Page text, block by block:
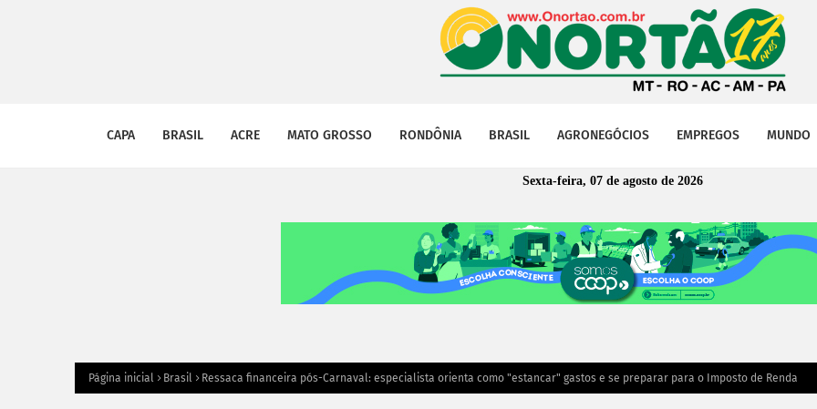
CAPA BRASIL ACRE MATO GROSSO RONDÔNIA BRASIL AGRONEGÓCIOS EMPREGOS MUNDO
Sexta-feira, 07 de agosto de 2026
Página inicial Brasil Ressaca financeira pós-Carnaval: especialista orienta como "estancar" gastos e se preparar para o Imposto de Renda